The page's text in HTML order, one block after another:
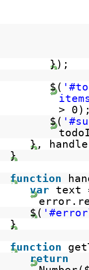
});
$(
>
$(
},
}
function
var text
$(
}
function
return